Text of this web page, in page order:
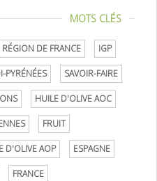
MOTS CLÉS
RÉGION DE FRANCE IGP
PYRÉNÉES SAVOIR-FAIRE
HUILE D'OLIVE AOC
FRUIT
D'OLIVE AOP ESPAGNE
FRANCE